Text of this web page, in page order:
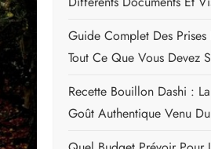
LES
Alphabet Japonais De A À
Simulateur Budget Voyage
Dépenses En Quelques